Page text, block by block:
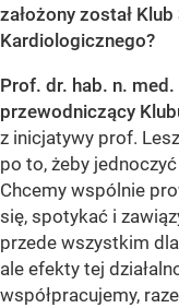
założony został
Kardiologicznego?
Prof. dr. hab. n.
przewodniczący
z inicjatywy prof.
po to, żeby
Chcemy wspólnie
się, spotykać i
przede wszystkim
ale efekty tej
współpracujemy,